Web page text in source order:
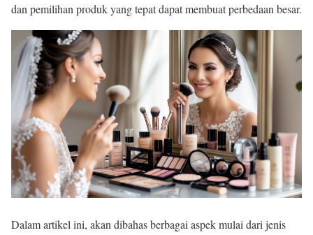
dan pemilihan produk yang tepat dapat membuat perbedaan besar.
Dalam artikel ini, akan dibahas berbagai aspek mulai dari jenis